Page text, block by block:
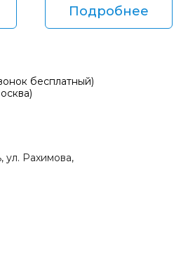
Подробнее
бесплатный)
ул. Рахимова,